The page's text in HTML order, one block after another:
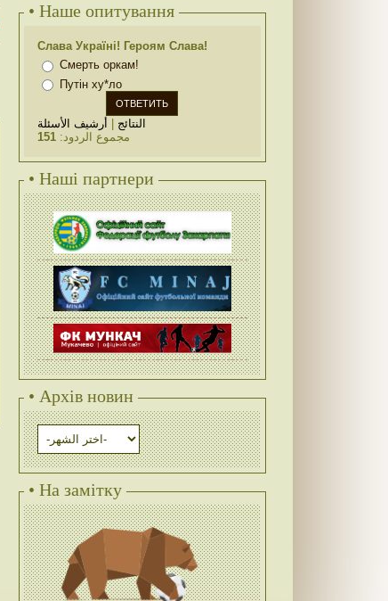
• Наше опитування
Слава Україні! Героям Слава!
Смерть оркам!
Путін ху*ло
النتائج
أرشيف الأسئلة
مجموع الردود:151
• Наші партнери
• Архів новин
• На замітку